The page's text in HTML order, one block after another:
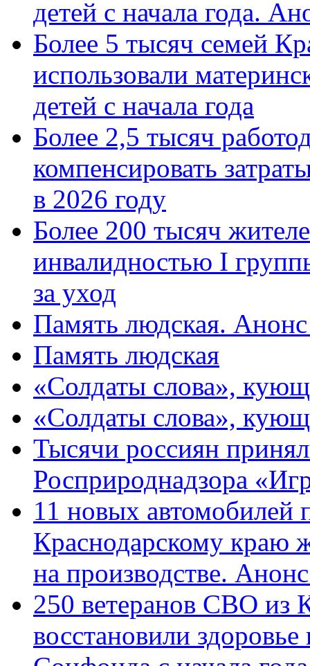
детей с начала года.
Более 5 тысяч семей
использовали
детей с начала года
Более 2,5 тысяч
компенсировать
в 2026 году
Более 200 тысяч
инвалидностью I
за уход
Память людская.
Память людская
«Солдаты слова»,
«Солдаты слова»,
Тысячи россиян
Росприроднадзора
11 новых автомобилей
Краснодарскому краю
на производстве.
250 ветеранов СВО из
восстановили